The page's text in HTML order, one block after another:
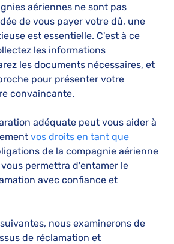
aériennes ne sont pas
de vous payer votre dû, une
est essentielle. C'est à ce
les informations
les documents nécessaires, et
pour présenter votre
convaincante.
adéquate peut vous aider à
vos droits en tant que
de la compagnie aérienne
permettra d'entamer le
avec confiance et
nous examinerons de
de réclamation et